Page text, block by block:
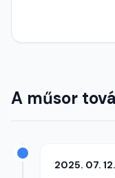
A műsor
2025. 07. 12.